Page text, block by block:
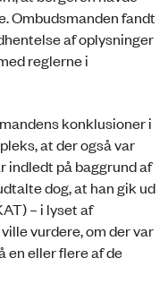
Ombudsmanden fandt
af oplysninger
reglerne i
konklusioner i
at der også var
indledt på baggrund af
dog, at han gik ud
– i lyset af
vurdere, om der var
en eller flere af de